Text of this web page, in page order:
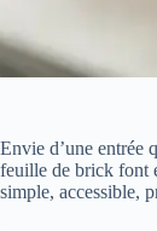
Envie d’une entrée
feuille de brick font
simple, accessible,